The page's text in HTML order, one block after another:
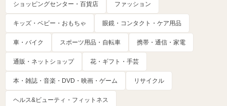
ショッピングセンター・百貨店 ファッション
キッズ・ベビー・おもちゃ 眼鏡・コンタクト・ケア用品
車・バイク スポーツ用品・自転車 携帯・通信・家電
通販・ネットショップ 花・ギフト・手芸
本・雑誌・音楽・DVD・映画・ゲーム リサイクル
ヘルス&ビューティ・フィットネス